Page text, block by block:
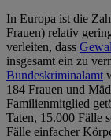
In Europa ist die
Frauen) relativ
verleiten, dass
insgesamt ein zu
Bundeskriminalamt
184 Frauen und
Familienmitglied
Taten, 15.000 Fälle
Fälle einfacher